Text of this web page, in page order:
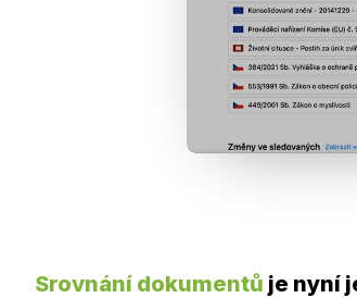
Srovnání dokumentů je nyní